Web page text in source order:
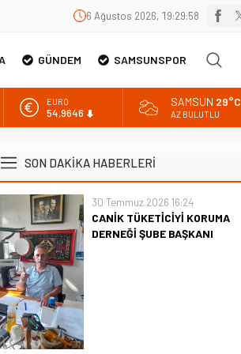
6 Ağustos 2026, 19:29:59
GÜNDEM SAMSUNSPOR
EURO
54,9646
BİST
13.798,82
DOLAR
47,5939
SAMSUN 29°C
AZ BULUTLU
SON DAKİKA HABERLERİ
30 Temmuz 2026 16:24
CANİK TÜKETİCİYİ KORUMA
DERNEĞİ ŞUBE BAŞKANI